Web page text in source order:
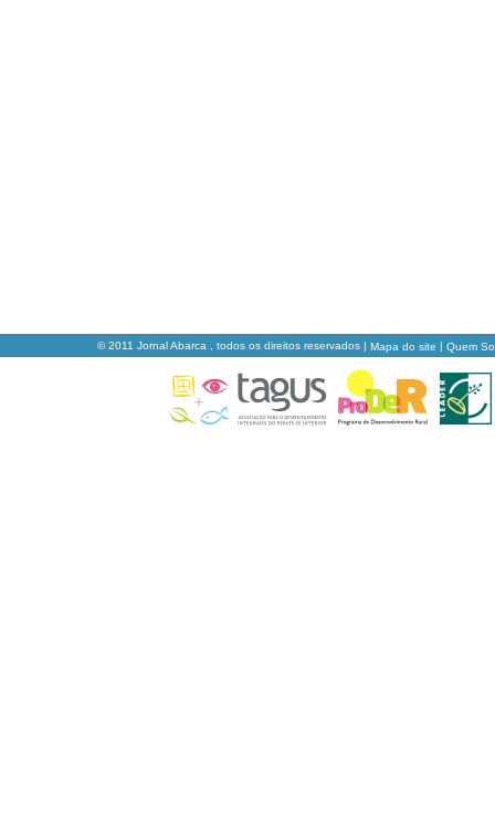
© 2011 Jornal Abarca , todos os direitos reservados | Mapa do site | Quem